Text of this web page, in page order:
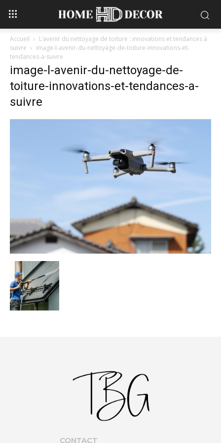
Accueil
L’avenir du nettoyage de toiture : innovations et tendances à
suivre
image-l-avenir-du-nettoyage-de-toiture-innovations-et-
tendances-a-suivre
image-l-avenir-du-nettoyage-de-
toiture-innovations-et-tendances-a-
suivre
CONTACT